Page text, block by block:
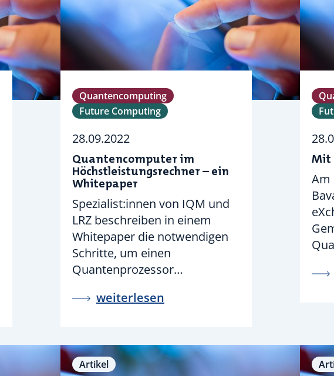
Quantencomputing
Future Computing
28.09.2022
Quantencomputer im
Höchstleistungsrechner – ein
Whitepaper
Spezialist:innen von IQM und
LRZ beschreiben in einem
Whitepaper die notwendigen
Schritte, um einen
Quantenprozessor…
weiterlesen
Mit
Am
Artikel